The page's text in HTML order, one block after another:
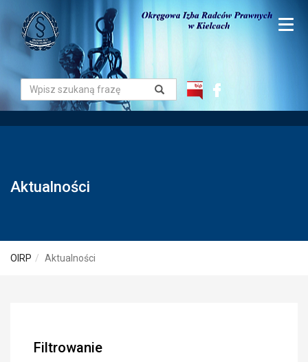
Aktualności
OIRP Aktualności
Filtrowanie